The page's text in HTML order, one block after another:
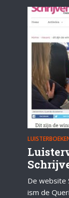
De website
ism de